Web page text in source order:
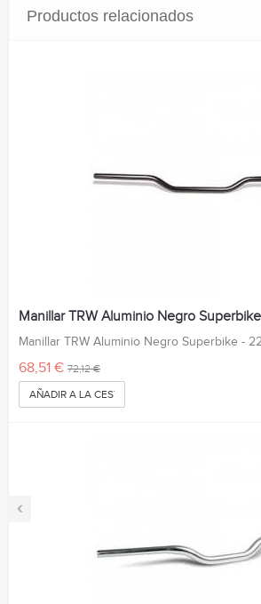
Productos relacionados
‹
Manillar TRW Aluminio Negro
Manillar TRW Aluminio Negro Superbike -
68,51 € 72,12 €
AÑADIR A LA CESTA